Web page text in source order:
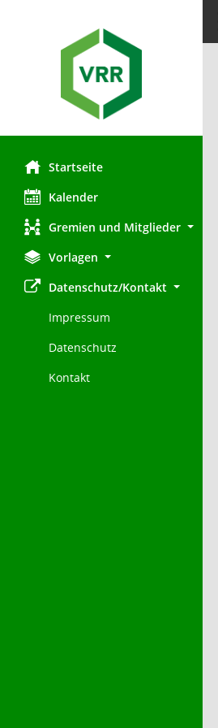
Startseite
Kalender
Gremien und Mitglieder
Vorlagen
Datenschutz/Kontakt
Impressum
Datenschutz
Kontakt